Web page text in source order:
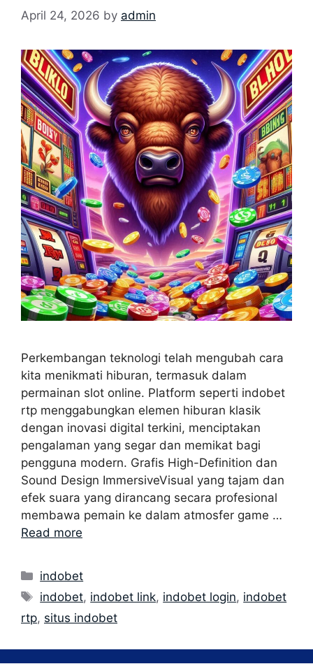
April 24, 2026 by admin
Perkembangan teknologi telah mengubah cara
kita menikmati hiburan, termasuk dalam
permainan slot online. Platform seperti indobet
rtp menggabungkan elemen hiburan klasik
dengan inovasi digital terkini, menciptakan
pengalaman yang segar dan memikat bagi
pengguna modern. Grafis High-Definition dan
Sound Design ImmersiveVisual yang tajam dan
efek suara yang dirancang secara profesional
membawa pemain ke dalam atmosfer game …
Read more
Categories
indobet
Tags
indobet, indobet link, indobet login, indobet
rtp, situs indobet